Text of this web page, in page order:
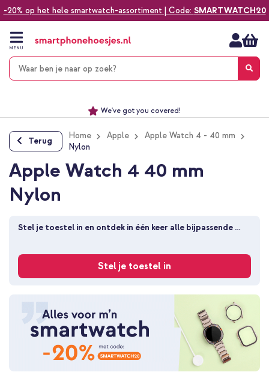
-20% op het hele smartwatch-assortiment | Code: SMARTWATCH20
naar
inhoud
MENU
Alles voor jouw telefoon, tablet, smartwatch of laptop
We've got you covered!
Terug
Home Apple
Apple Watch 4 - 40 mm
Nylon
Apple Watch 4 40 mm
Nylon
Stel je toestel in en ontdek in één keer alle bijpassende
Stel je toestel in